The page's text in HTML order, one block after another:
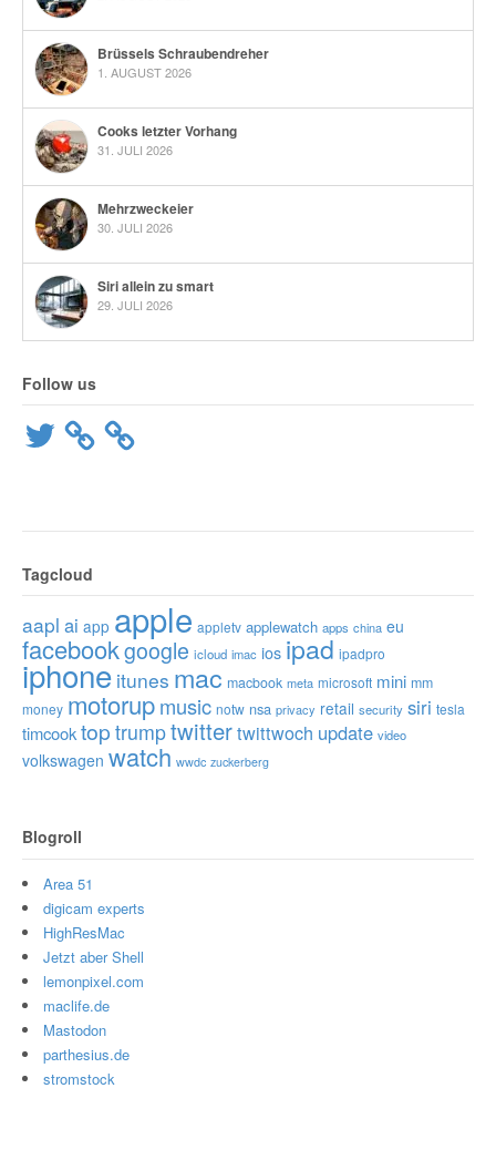
Brüssels Schraubendreher
1. AUGUST 2026
Cooks letzter Vorhang
31. JULI 2026
Mehrzweckeier
30. JULI 2026
Siri allein zu smart
29. JULI 2026
Follow us
Twitter
Tagcloud
aapl ai app apple appletv applewatch apps china eu
facebookgoogle icloud imac ios ipad ipadpro
iphone itunes mac macbook meta microsoft mini mm
money motorupmusic notw nsa privacy retail security siri tesla
timcooktop trumptwittertwittwoch update video
volkswagen watch wwdc zuckerberg
Blogroll
Area 51
digicam experts
HighResMac
Jetzt aber Shell
lemonpixel.com
maclife.de
Mastodon
parthesius.de
stromstock